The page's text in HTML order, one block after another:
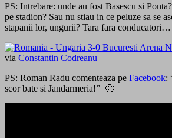
PS: Intrebare: unde au fost Basescu si
pe stadion? Sau nu stiau in ce peluze sa se
stapanii lor, ungurii? Tara fara conducatori…
via Constantin Codreanu
PS: Roman Radu comenteaza pe Facebook:
scor bate si Jandarmeria!” 🙂